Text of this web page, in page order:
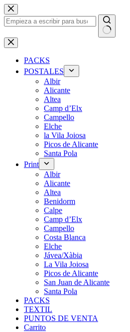
Saltar
al
contenido
Sin
resultados
PACKS
POSTALES
Albir
Alicante
Altea
Camp d’Elx
Campello
Elche
la Vila Joiosa
Picos de Alicante
Santa Pola
Print
Albir
Alicante
Altea
Benidorm
Calpe
Camp d’Elx
Campello
Costa Blanca
Elche
Jávea/Xàbia
La Vila Joiosa
Picos de Alicante
San Juan de Alicante
Santa Pola
PACKS
TEXTIL
PUNTOS DE VENTA
Carrito